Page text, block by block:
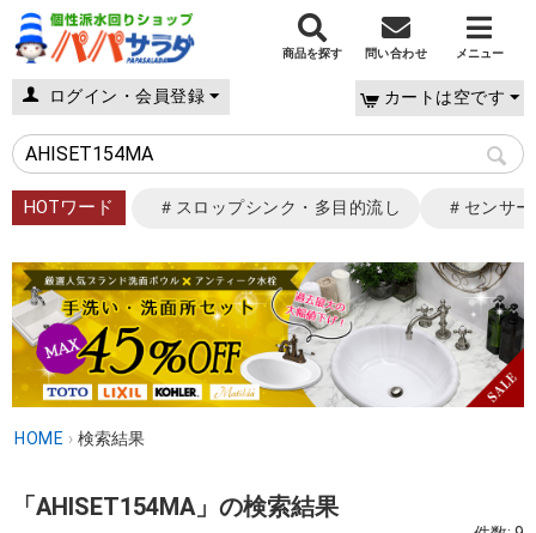
商品を探す 問い合わせ メニュー
ログイン・会員登録 カートは空です
HOTワード ＃スロップシンク・多目的流し ＃センサ
HOME › 検索結果
「AHISET154MA」の検索結果